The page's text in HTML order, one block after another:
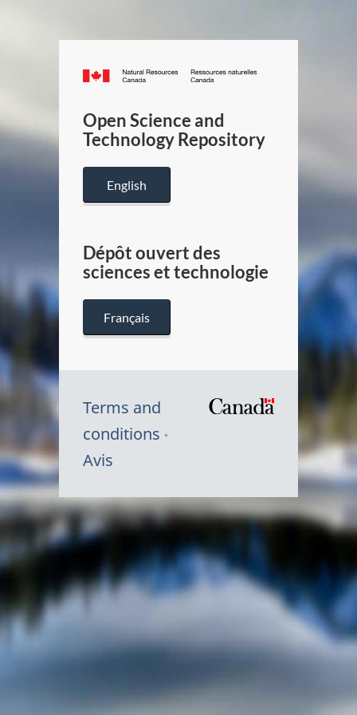
Canada.ca
/
Canada
Open Science and
Technology Repository
English
Dépôt ouvert des
sciences et technologie
Français
Terms and
conditions
Avis
Symbole
du
Canada